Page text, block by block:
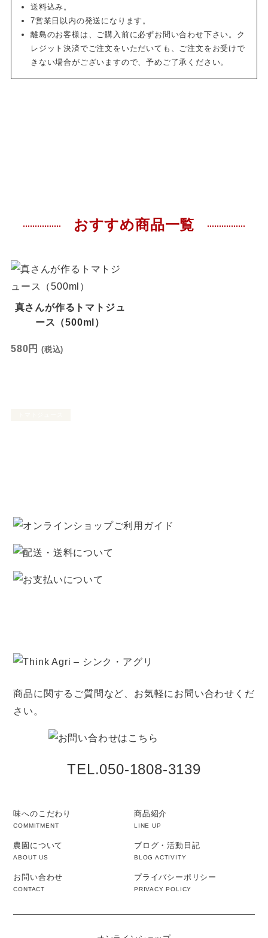
送料込み。
7営業日以内の発送になります。
離島のお客様は、ご購入前に必ずお問い合わせ下さい。ク
レジット決済でご注文をいただいても、ご注文をお受けで
きない場合がございますので、予めご了承ください。
おすすめ商品一覧
真さんが作るトマトジュ
ース（500ml）
580円 (税込)
商品に関するご質問など、お気軽にお問い合わせくだ
さい。
TEL.050-1808-3139
味へのこだわり
COMMITMENT
商品紹介
LINE UP
農園について
ABOUT US
ブログ・活動日記
BLOG ACTIVITY
お問い合わせ
CONTACT
プライバシーポリシー
PRIVACY POLICY